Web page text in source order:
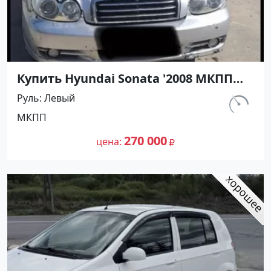
Купить Hyundai Sonata '2008 МКПП
(2000/137 л.с.) Бензин инжектор
Кореновск цвет Серый Седан по
цене 270000 рублей, объявление
№27362 на сайте Авторынок23
Руль Левый
МКПП
цена 270 000